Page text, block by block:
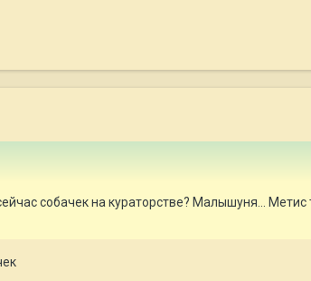
собачек на кураторстве? Малышуня...